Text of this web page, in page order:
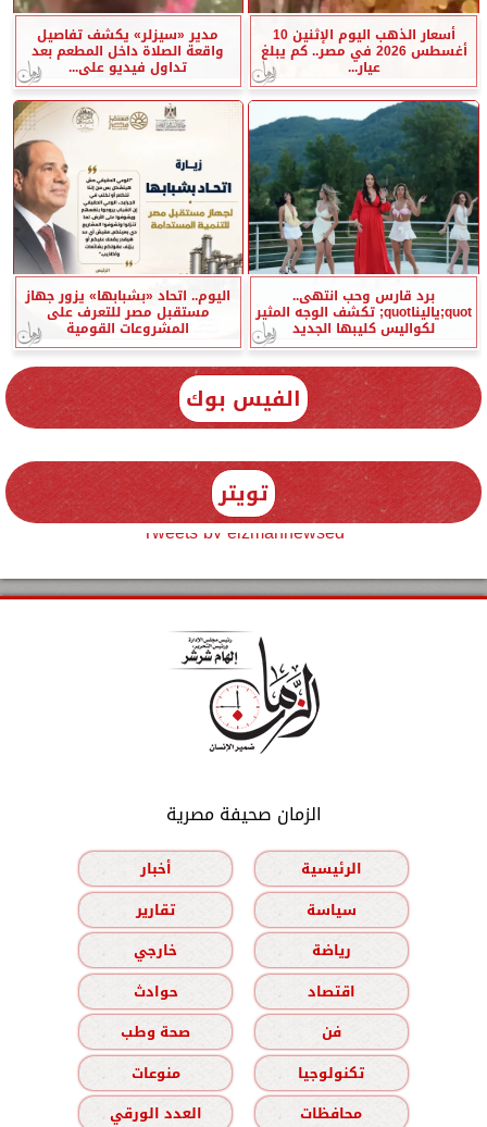
أسعار الذهب اليوم الإثنين 10
أغسطس 2026 في مصر.. كم يبلغ
عيار...
مدير «سيزلر» يكشف تفاصيل
واقعة الصلاة داخل المطعم بعد
تداول فيديو على...
برد قارس وحب انتهى..
quot;ياليناquot; تكشف الوجه المثير
لكواليس كليبها الجديد
اليوم.. اتحاد «بشبابها» يزور جهاز
مستقبل مصر للتعرف على
المشروعات القومية
الفيس بوك
تويتر
Tweets by elzmannewseg
الزمان صحيفة مصرية
الرئيسية
أخبار
سياسة
تقارير
رياضة
خارجي
اقتصاد
حوادث
فن
صحة وطب
تكنولوجيا
منوعات
محافظات
العدد الورقي